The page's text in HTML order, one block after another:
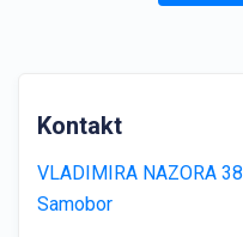
Kontakt
VLADIMIRA NAZORA 38
Samobor